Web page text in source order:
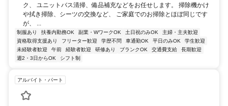
ク、 ユニットバス清掃、備品補充などをお任せします。 掃除機かけ
や拭き掃除、シーツの交換など、 ご家庭でのお掃除とほぼ同じです
が、 ...
制服あり 扶養内勤務OK 副業・WワークOK 土日祝のみOK
主婦・主夫歓迎
資格取得支援あり
フリーター歓迎 学歴不問 車通勤OK 平日のみOK
学生歓迎
未経験者歓迎
午前 経験者歓迎 研修あり ブランクOK 交通費支給
長期歓迎
週2・3日からOK
シフト制
アルバイト・パート